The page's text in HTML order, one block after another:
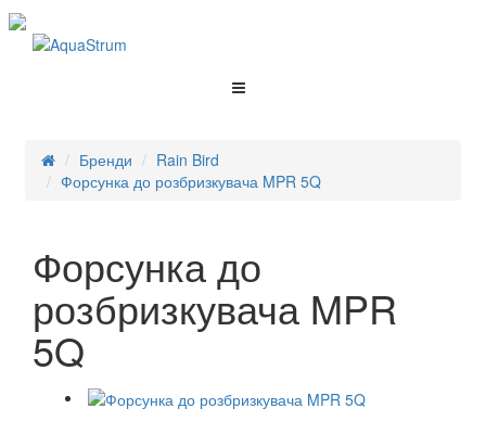
Бренди
Rain Bird
Форсунка до розбризкувача MPR 5Q
Форсунка до
розбризкувача MPR
5Q